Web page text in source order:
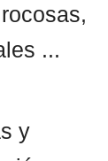
...
y